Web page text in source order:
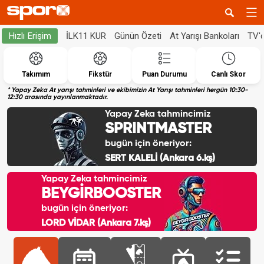
Hızlı Erişim İLK11 KUR Günün Özeti At Yarışı Bankoları
Takımım Fikstür Puan Durumu Canlı Skor
* Yapay Zeka At yarışı tahminleri ve ekibimizin At Yarışı tahminleri hergün 10:30-
12:30 arasında yayınlanmaktadır.
Yapay Zeka tahmincimiz
SPRINTMASTER
bugün için öneriyor:
SERT KALELİ (Ankara 6.kş)
Yapay Zeka tahmincimiz
BEYGİRBOOSTER
bugün için öneriyor:
LORD VİDAR (Ankara 7.kş)